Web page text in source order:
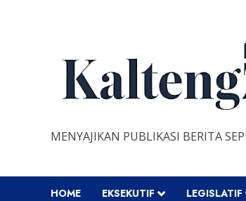
MENYAJIKAN PUBLIKASI BERITA
HOME EKSEKUTIF LEGISLATIF